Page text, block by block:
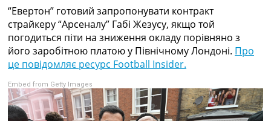
Таблиця АПЛ
Таблиця Ла Ліги
Таблиця Ліги Чемпіонів
Всі таблиці >>>
Рейтинги
Рейтинг країн УЄФА
Рейтинг клубів УЄФА
Рейтинг ФІФА
Телепрограма
“Евертон” готовий запропонувати контракт
страйкеру “Арсеналу” Габі Жезусу, якщо той
погодиться піти на зниження окладу порівняно з
його заробітною платою у Північному Лондоні. Про
це повідомляє ресурс Football Insider.
Embed from Getty Images